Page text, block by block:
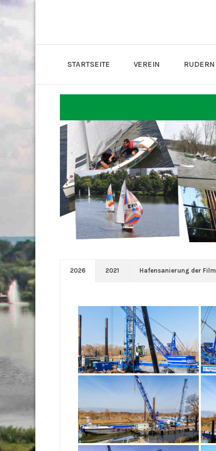
STARTSEITE VEREIN RUDERN
2026 2021 Hafensanierung der Film